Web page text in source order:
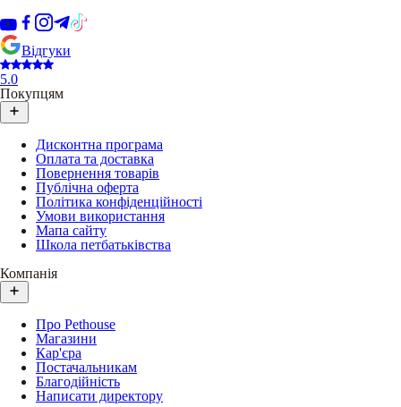
Відгуки
5.0
Покупцям
Дисконтна програма
Оплата та доставка
Повернення товарів
Публічна оферта
Політика конфіденційності
Умови використання
Мапа сайту
Школа петбатьківства
Компанія
Про Pethouse
Магазини
Кар'єра
Постачальникам
Благодійність
Написати директору